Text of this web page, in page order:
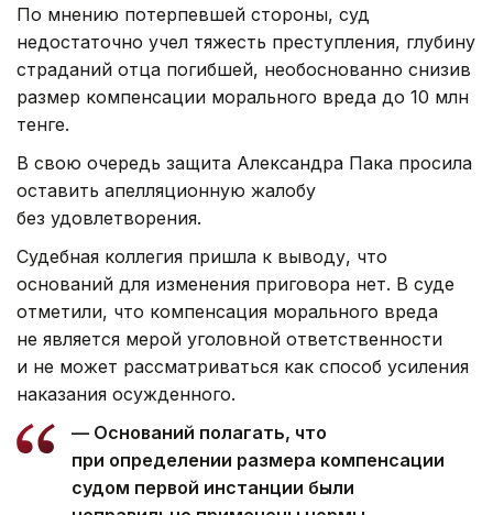
По мнению потерпевшей стороны, суд
недостаточно учел тяжесть преступления, глубину
страданий отца погибшей, необоснованно снизив
размер компенсации морального вреда до 10 млн
тенге.
В свою очередь защита Александра Пака просила
оставить апелляционную жалобу
без удовлетворения.
Судебная коллегия пришла к выводу, что
оснований для изменения приговора нет. В суде
отметили, что компенсация морального вреда
не является мерой уголовной ответственности
и не может рассматриваться как способ усиления
наказания осужденного.
— Оснований полагать, что
при определении размера компенсации
судом первой инстанции были